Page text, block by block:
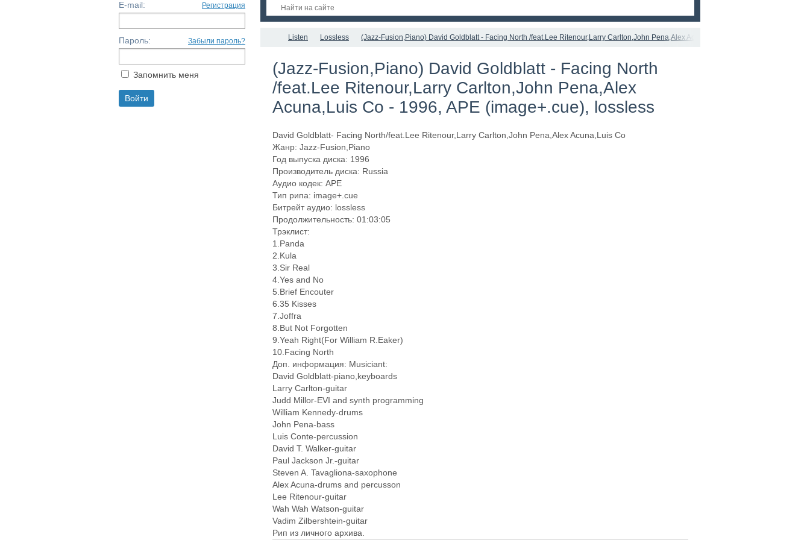
Listen Lossless (Jazz-Fusion,Piano) David Goldblatt - Facing North /feat.Lee Ritenour,Larry Carlton,John Pena,Alex Acuna,Luis Co - 1996, APE
(Jazz-Fusion,Piano) David Goldblatt - Facing North
/feat.Lee Ritenour,Larry Carlton,John Pena,Alex
Acuna,Luis Co - 1996, APE (image+.cue), lossless
David Goldblatt- Facing North/feat.Lee Ritenour,Larry Carlton,John Pena,Alex Acuna,Luis Co
Жанр: Jazz-Fusion,Piano
Год выпуска диска: 1996
Производитель диска: Russia
Аудио кодек: APE
Тип рипа: image+.cue
Битрейт аудио: lossless
Продолжительность: 01:03:05
Трэклист:
1.Panda
2.Kula
3.Sir Real
4.Yes and No
5.Brief Encouter
6.35 Kisses
7.Joffra
8.But Not Forgotten
9.Yeah Right(For William R.Eaker)
10.Facing North
Доп. информация: Musiciant:
David Goldblatt-piano,keyboards
Larry Carlton-guitar
Judd Millor-EVI and synth programming
William Kennedy-drums
John Pena-bass
Luis Conte-percussion
David T. Walker-guitar
Paul Jackson Jr.-guitar
Steven A. Tavagliona-saxophone
Alex Acuna-drums and percusson
Lee Ritenour-guitar
Wah Wah Watson-guitar
Vadim Zilbershtein-guitar
Рип из личного архива.
E-mail: Регистрация
Пароль: Забыли пароль?
Запомнить меня